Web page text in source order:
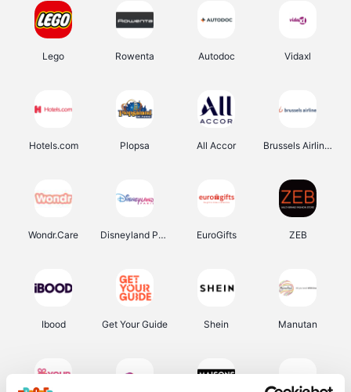
Lego Rowenta Autodoc Vidaxl
Hotels.com Plopsa All Accor Brussels Airlines
Wondr.Care Disneyland Paris EuroGifts ZEB
Ibood Get Your Guide Shein Manutan